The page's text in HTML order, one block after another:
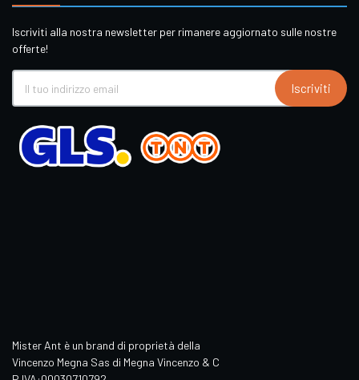
Iscriviti alla nostra newsletter per rimanere aggiornato sulle nostre
offerte!
Iscriviti
Mister Ant è un brand di proprietà della
Vincenzo Megna Sas di Megna Vincenzo & C